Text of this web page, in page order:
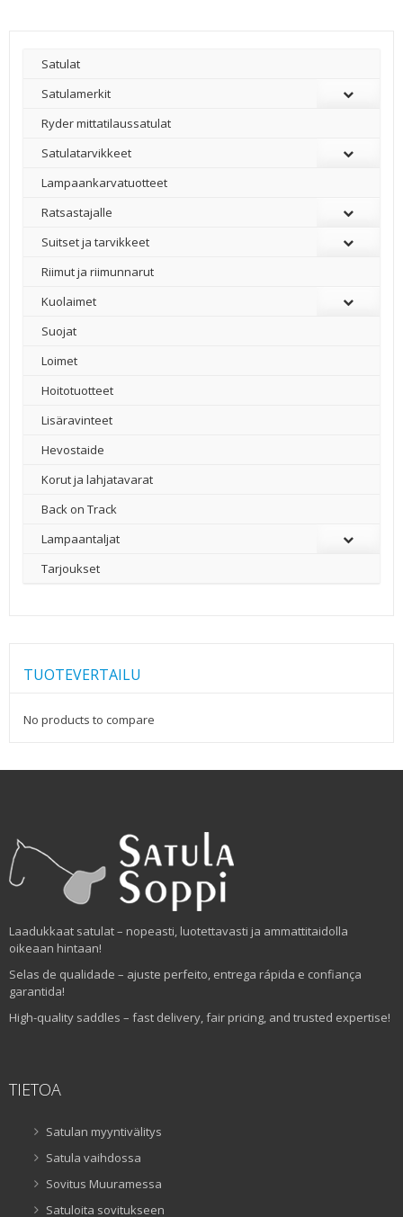
Satulat
Satulamerkit
Ryder mittatilaussatulat
Satulatarvikkeet
–
Lampaankarvatuotteet
Ratsastajalle
Suitset ja tarvikkeet
Riimut ja riimunnarut
Kuolaimet
Suojat
Loimet
Hoitotuotteet
Lisäravinteet
Hevostaide
Korut ja lahjatavarat
Back on Track
Lampaantaljat
Tarjoukset
TUOTEVERTAILU
No products to compare
Laadukkaat satulat – nopeasti, luotettavasti ja ammattitaidolla
oikeaan hintaan!
Selas de qualidade – ajuste perfeito, entrega rápida e confiança
garantida!
High-quality saddles – fast delivery, fair pricing, and trusted expertise!
TIETOA
Satulan myyntivälitys
Satula vaihdossa
Sovitus Muuramessa
Satuloita sovitukseen